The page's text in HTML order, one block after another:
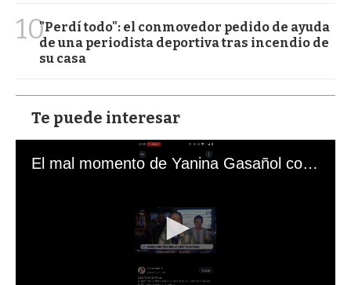
10"Perdí todo": el conmovedor pedido de ayuda
de una periodista deportiva tras incendio de
su casa
Te puede interesar
El mal momento de Yanina Gasañol con un hincha argentino en "Subrayado"